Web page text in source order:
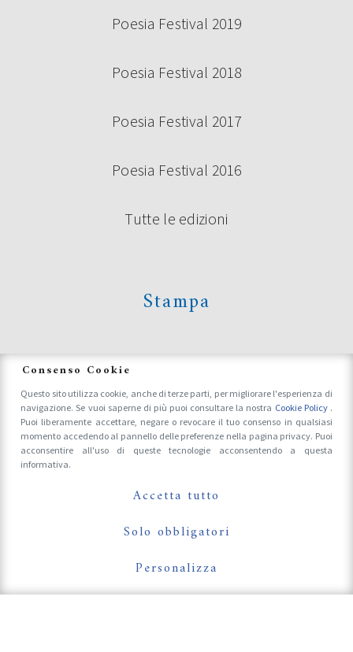
Poesia Festival 2019
Poesia Festival 2018
Poesia Festival 2017
Poesia Festival 2016
Tutte le edizioni
Stampa
Accrediti Stampa e Fotografi
Follow Us On
Consenso Cookie
Questo sito utilizza cookie, anche di terze parti, per migliorare l'esperienza di
navigazione. Se vuoi saperne di più puoi consultare la nostra Cookie Policy .
Puoi liberamente accettare, negare o revocare il tuo consenso in qualsiasi
momento accedendo al pannello delle preferenze nella pagina privacy. Puoi
acconsentire all'uso di queste tecnologie acconsentendo a questa
informativa.
Accetta tutto
Solo obbligatori
Personalizza